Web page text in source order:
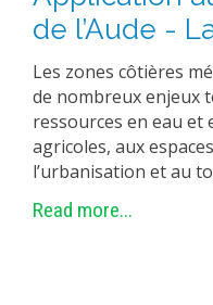
de l’Aude -
Les zones côtières
de nombreux enjeux
ressources en eau et
agricoles, aux
l’urbanisation et au
Read more...